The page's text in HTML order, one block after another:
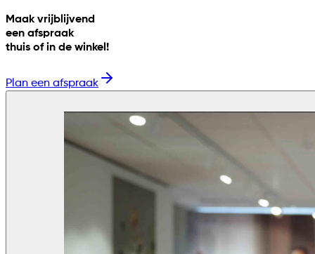
Maak vrijblijvend
een afspraak
thuis of in de winkel!
Plan een afspraak